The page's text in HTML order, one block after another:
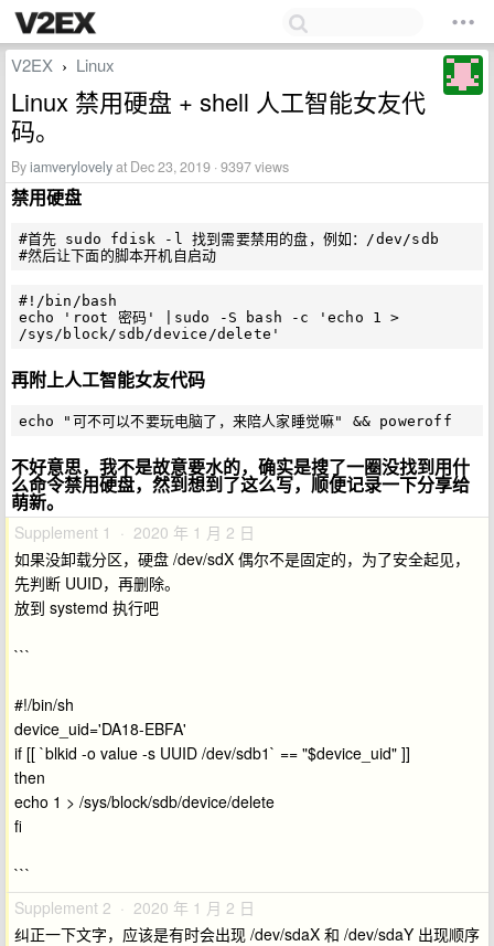
V2EX › Linux
Linux 禁用硬盘 + shell 人工智能女友代
码。
Byiamverylovelyat Dec 23, 2019 · 9397 views
禁用硬盘
#首先 sudo fdisk -l 找到需要禁用的盘，例如：/dev/sdb
#!/bin/bash
echo 'root 密码' |sudo -S bash -c 'echo 1 >
再附上人工智能女友代码
不好意思，我不是故意要水的，确实是搜了一圈没找到用什
么命令禁用硬盘，然到想到了这么写，顺便记录一下分享给
萌新。
Supplement 1 · 2020 年 1 月 2 日
如果没卸载分区，硬盘 /dev/sdX 偶尔不是固定的，为了安全起见，
先判断 UUID，再删除。
放到 systemd 执行吧
```
#!/bin/sh
device_uid='DA18-EBFA'
if [[ `blkid -o value -s UUID /dev/sdb1` == "$device_uid" ]]
then
echo 1 > /sys/block/sdb/device/delete
fi
```
Supplement 2 · 2020 年 1 月 2 日
纠正一下文字，应该是有时会出现 /dev/sdaX 和 /dev/sdaY 出现顺序